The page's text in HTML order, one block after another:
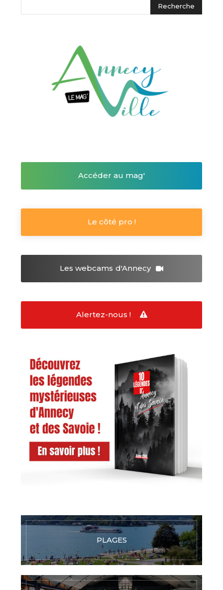
Accéder au mag'
Le côté pro !
Les webcams d'Annecy
Alertez-nous !
PLAGES